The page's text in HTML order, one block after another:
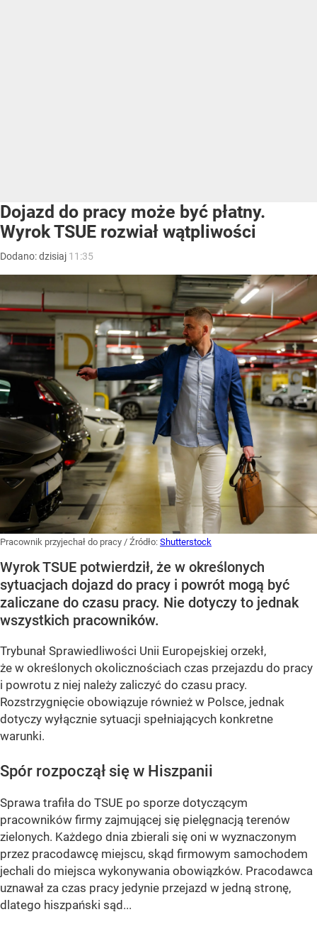
Dojazd do pracy może być płatny.
Wyrok TSUE rozwiał wątpliwości
Dodano:dzisiaj 11:35
Pracownik przyjechał do pracy / Źródło: Shutterstock
Wyrok TSUE potwierdził, że w określonych
sytuacjach dojazd do pracy i powrót mogą być
zaliczane do czasu pracy. Nie dotyczy to jednak
wszystkich pracowników.
Trybunał Sprawiedliwości Unii Europejskiej orzekł,
że w określonych okolicznościach czas przejazdu do pracy
i powrotu z niej należy zaliczyć do czasu pracy.
Rozstrzygnięcie obowiązuje również w Polsce, jednak
dotyczy wyłącznie sytuacji spełniających konkretne
warunki.
Spór rozpoczął się w Hiszpanii
Sprawa trafiła do TSUE po sporze dotyczącym
pracowników firmy zajmującej się pielęgnacją terenów
zielonych. Każdego dnia zbierali się oni w wyznaczonym
przez pracodawcę miejscu, skąd firmowym samochodem
jechali do miejsca wykonywania obowiązków. Pracodawca
uznawał za czas pracy jedynie przejazd w jedną stronę,
dlatego hiszpański sąd...